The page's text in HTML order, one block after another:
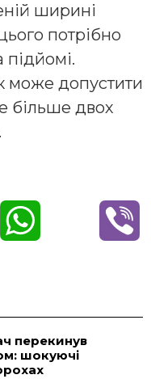
ширині
потрібно
може допустити
більше двох
t
перекинув
шокуючі